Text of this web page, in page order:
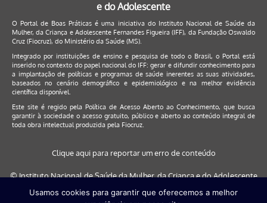
e do Adolescente
O Portal de Boas Práticas é uma iniciativa do Instituto Nacional de Saúde da
Mulher, da Criança e Adolescente Fernandes Figueira (IFF), da Fundação Oswaldo
Cruz (Fiocruz), do Ministério da Saúde (MS).
Integrado por instituições de ensino e pesquisa de todo o Brasil, o Portal está
inserido no contexto do papel nacional do IFF: gerar e difundir conhecimento para
a implantação de políticas e programas de saúde inerentes as suas atividades,
baseados no cenário demográfico e epidemiológico e na melhor evidência
científica disponível.
Este site é regido pela Política de Acesso Aberto ao Conhecimento, que busca
garantir à sociedade o acesso gratuito, público e aberto ao conteúdo integral de
toda obra intelectual produzida pela Fiocruz.
Clique aqui para reportar um erro de conteúdo
© Instituto Nacional de Saúde da Mulher, da Criança e do Adolescente
Usamos cookies para garantir que oferecemos a melhor